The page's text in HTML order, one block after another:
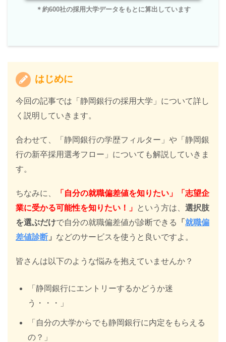
＊約600社の採用大学データをもとに算出しています
はじめに
今回の記事では「静岡銀行の採用大学」について詳し
く説明していきます。
合わせて、「静岡銀行の学歴フィルター」や「静岡銀
行の新卒採用選考フロー」についても解説していきま
す。
ちなみに、
「自分の就職偏差値を知りたい」「志望企
業に受かる可能性を知りたい！」 という方は、 選択肢
を選ぶだけで自分の就職偏差値が診断できる 「 就職偏
差値診断 」 などのサービスを使うと良いですよ。
皆さんは以下のような悩みを抱えていませんか？
「静岡銀行にエントリーするかどうか迷
う・・・」
「自分の大学からでも静岡銀行に内定をもらえる
の？」